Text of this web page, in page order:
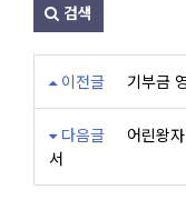
검색
이전글 기부금
다음글
어린왕
서